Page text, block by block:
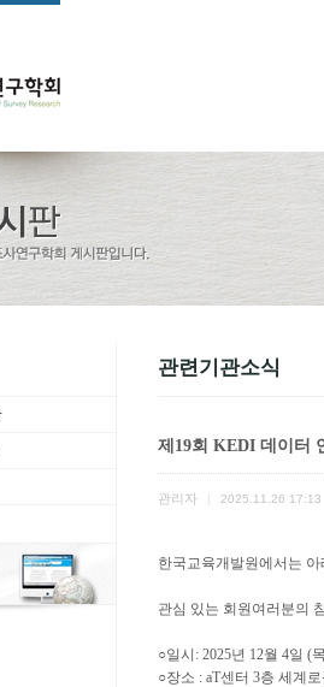
관련기관소식
제19회 KEDI 데이터
관리자 2025.11.26 17:13
한국교육개발원에서는
관심 있는 회원여러분의
○일시: 2025년 12월 4일 (
○장소 : aT센터 3층 세